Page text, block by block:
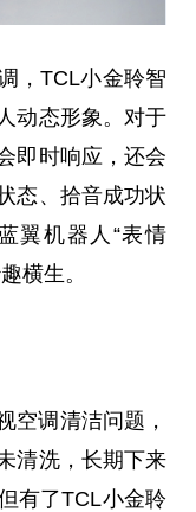
，TCL小金聆智
动态形象。对于
即时响应，还会
态、拾音成功状
翼机器人“表情
横生。
空调清洁问题，
清洗，长期下来
有了TCL小金聆